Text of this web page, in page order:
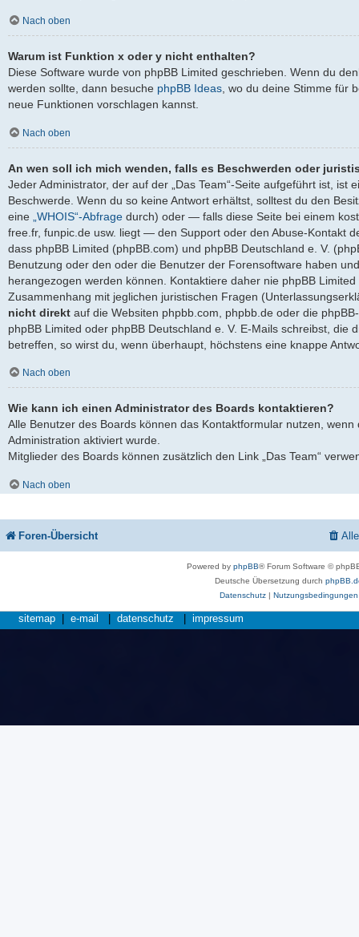
Nach oben
Warum ist Funktion x oder y nicht enthalten?
Diese Software wurde von phpBB Limited geschrieben. Wenn du
werden sollte, dann besuche phpBB Ideas, wo du deine Stimme für
neue Funktionen vorschlagen kannst.
Nach oben
An wen soll ich mich wenden, falls es Beschwerden oder
Jeder Administrator, der auf der „Das Team“-Seite aufgeführt ist, ist
Beschwerde. Wenn du so keine Antwort erhältst, solltest du den
eine „WHOIS“-Abfrage durch) oder — falls diese Seite bei einem
free.fr, funpic.de usw. liegt — den Support oder den Abuse-Kontakt
dass phpBB Limited (phpBB.com) und phpBB Deutschland e. V.
Benutzung oder den oder die Benutzer der Forensoftware haben
herangezogen werden können. Kontaktiere daher nie phpBB
Zusammenhang mit jeglichen juristischen Fragen
nicht direkt auf die Websiten phpbb.com, phpbb.de oder die
phpBB Limited oder phpBB Deutschland e. V. E-Mails schreibst, die
betreffen, so wirst du, wenn überhaupt, höchstens eine knappe
Nach oben
Wie kann ich einen Administrator des Boards kontaktieren?
Alle Benutzer des Boards können das Kontaktformular nutzen,
Administration aktiviert wurde.
Mitglieder des Boards können zusätzlich den Link „Das Team“
Nach oben
Foren-Übersicht
Powered byphpBB® Forum Software ©
Deutsche Übersetzung durch
Datenschutz| Nutzungsbedingungen
sitemap | e-mail | datenschutz | impressum